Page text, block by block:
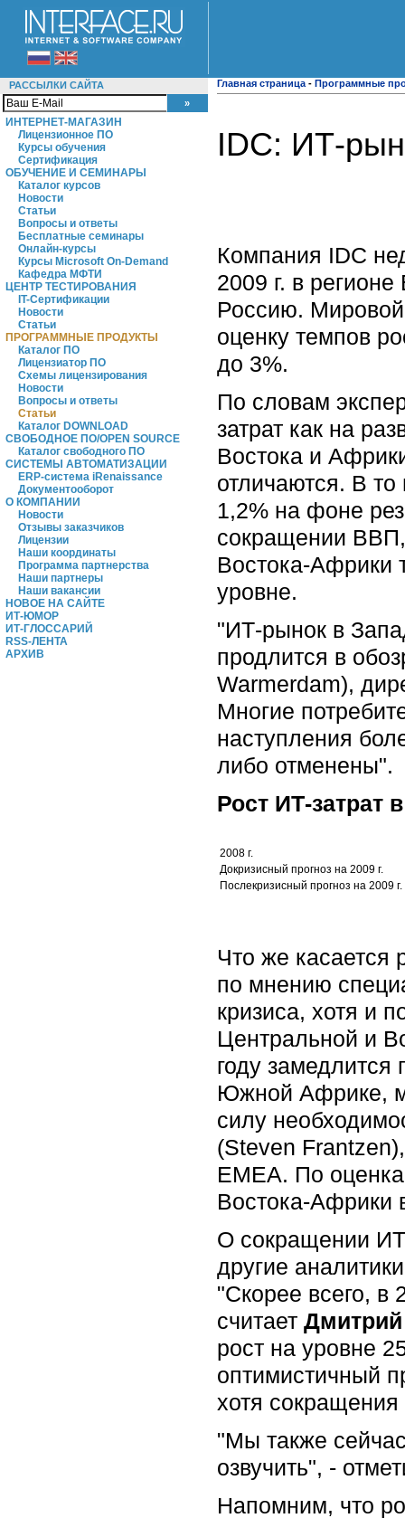
РАССЫЛКИ САЙТА
ИНТЕРНЕТ-МАГАЗИН
Лицензионное ПО
Курсы обучения
Сертификация
ОБУЧЕНИЕ И СЕМИНАРЫ
Каталог курсов
Новости
Статьи
Вопросы и ответы
Бесплатные семинары
Онлайн-курсы
Курсы Microsoft On-Demand
Кафедра МФТИ
ЦЕНТР ТЕСТИРОВАНИЯ
IT-Сертификации
Новости
Статьи
ПРОГРАММНЫЕ ПРОДУКТЫ
Каталог ПО
Лицензиатор ПО
Схемы лицензирования
Новости
Вопросы и ответы
Статьи
Каталог DOWNLOAD
СВОБОДНОЕ ПО/OPEN SOURCE
Каталог свободного ПО
СИСТЕМЫ АВТОМАТИЗАЦИИ
ERP-система iRenaissance
Документооборот
О КОМПАНИИ
Новости
Отзывы заказчиков
Лицензии
Наши координаты
Программа партнерства
Наши партнеры
Наши вакансии
НОВОЕ НА САЙТЕ
ИТ-ЮМОР
ИТ-ГЛОССАРИЙ
RSS-ЛЕНТА
АРХИВ
Главная страница - Программные
IDC: ИТ-
Компания IDC
2009 г. в
Россию. Мировой
оценку темпов
до 3%.
По словам
затрат как на
Востока и
отличаются. В
1,2% на фоне
сокращении
Востока-Африки
уровне.
"ИТ-рынок в
продлится в
Warmerdam),
Многие
наступления
либо отменены".
Рост ИТ-затрат
2008 г.
Докризисный прогноз на 2009 г.
Послекризисный прогноз на 2009 г.
Что же касается
по мнению
кризиса, хотя и
Центральной и
году
Южной Африке,
силу
(Steven
EMEA. По
Востока-Африки
О сокращении
другие
"Скорее всего, в
считает
рост на уровне
оптимистичный
хотя
"Мы также
озвучить", -
Напомним, что